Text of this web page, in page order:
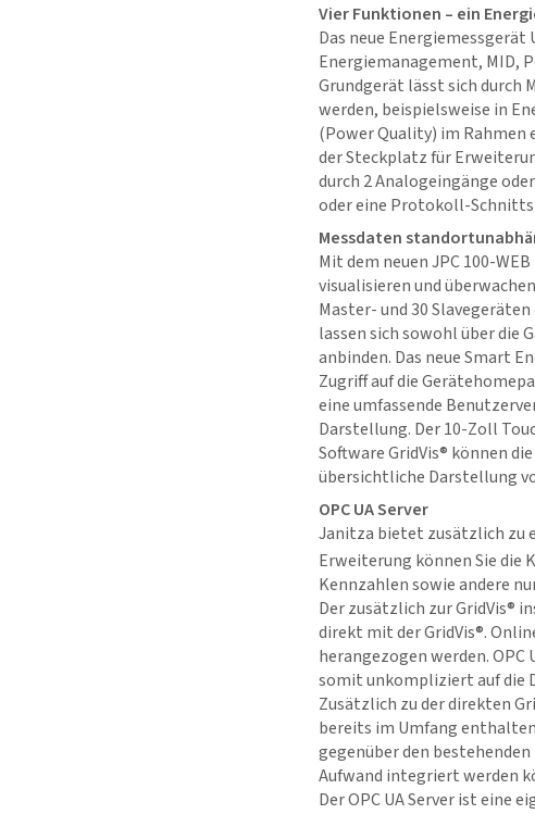
Vier Funktionen – ein
Das neue
Energiemanagement, MID,
Grundgerät lässt sich durch
werden, beispielsweise in
(Power Quality) im Rahmen
der Steckplatz für
durch 2 Analogeingänge
oder eine Protokoll-
Messdaten
Mit dem neuen JPC 100-
visualisieren und
Master- und 30
lassen sich sowohl über die
anbinden. Das neue Smart
Zugriff auf die
eine umfassende
Darstellung. Der 10-Zoll
SoftwareGridVis® können
übersichtliche Darstellung
OPC UA Server
Janitza bietet zusätzlich zu
Erweiterung können Sie die
Kennzahlen sowie andere
Der zusätzlich zurGridVis®
direkt mit derGridVis®.
herangezogen werden. OPC
somit unkompliziert auf die
Zusätzlich zu der direkten
bereits im Umfang
gegenüber den
Aufwand integriert werden
Der OPC UA Server ist eine